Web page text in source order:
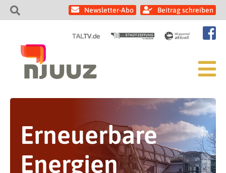
Newsletter-Abo Beitrag schreiben
Erneuerbare
Energien